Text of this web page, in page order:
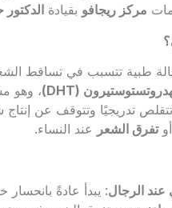
مركز ريجافو بقيادة
طبية تتسبب في تساقط
(
DHT
)
تدريجيًا وتتوقف عن
تفرق الشعر عند النساء.
عند الرجال: يبدأ عادةً